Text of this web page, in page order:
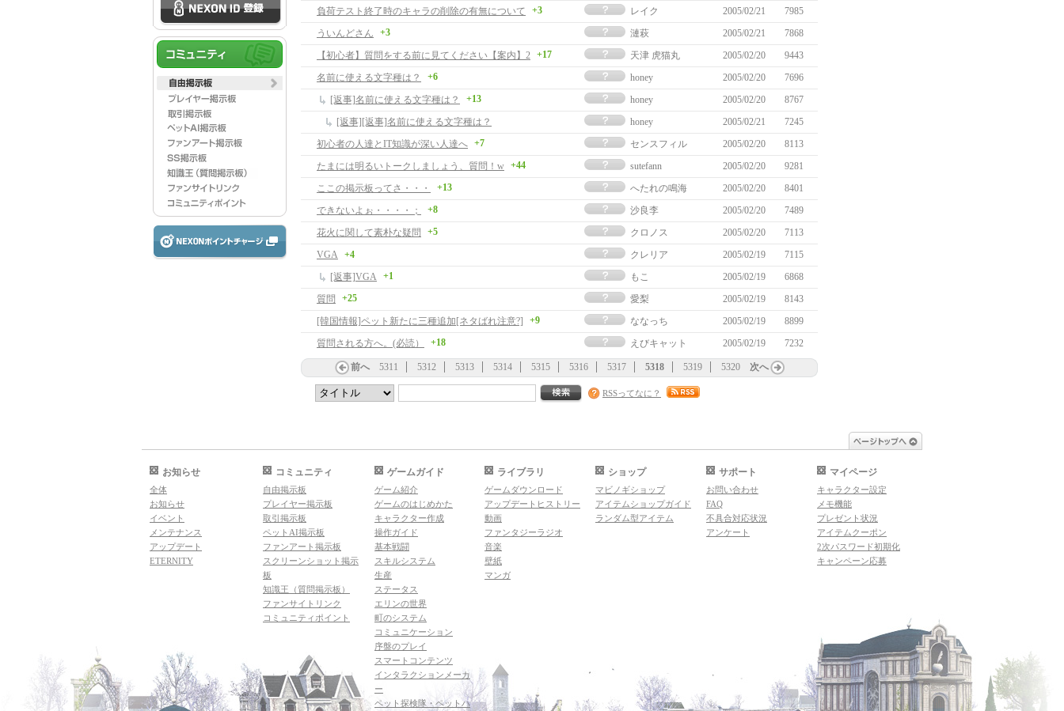
負荷テスト終了時のキャラの削除の有無について
+3 レイク 2005/02/21
7985
ういんどさん
+3 漣萩 2005/02/21
7868
【初心者】質問をする前に見てください【案内】2 +17 天津 虎猫丸 2005/02/20
9443
名前に使える文字種は？
+6 honey 2005/02/20
7696
[返事]名前に使える文字種は？
+13 honey 2005/02/20
8767
[返事][返事]名前に使える文字種は？
honey 2005/02/21
7245
初心者の人達とIT知識が深い人達へ +7 センスフィル 2005/02/20
8113
たまには明るいトークしましょう、質問！w +44 sutefann 2005/02/20
9281
ここの掲示板ってさ・・・
+13 へたれの鳴海 2005/02/20
8401
できないよぉ・・・・；
+8 沙良李 2005/02/20
7489
花火に関して素朴な疑問
+5 クロノス 2005/02/20
7113
VGA +4 クレリア 2005/02/19
7115
[返事]VGA +1 もこ 2005/02/19
6868
質問
+25 愛梨 2005/02/19
8143
[韓国情報]ペット新たに三種追加[ネタばれ注意?]
+9 ななっち 2005/02/19
8899
質問される方へ。(必読）
+18 えびキャット 2005/02/19 7232
前へ 5311 5312 5313 5314 5315 5316 5317 5318 5319 5320 次へ
RSSってなに？
お知らせ
全体
お知らせ
イベント
メンテナンス
アップデート
ETERNITY
コミュニティ
自由掲示板
プレイヤー掲示板
取引掲示板
ペットAI掲示板
ファンアート掲示板
スクリーンショット掲示
板
知識王（質問掲示板）
ファンサイトリンク
コミュニティポイント
ゲームガイド
ゲーム紹介
ゲームのはじめかた
キャラクター作成
操作ガイド
基本戦闘
スキルシステム
生産
ステータス
エリンの世界
町のシステム
コミュニケーション
序盤のプレイ
スマートコンテンツ
インタラクションメーカ
ー
ペット探検隊・ペットハ
ライブラリ
ゲームダウンロード
アップデートヒストリー
動画
ファンタジーラジオ
音楽
壁紙
マンガ
ショップ
マビノギショップ
アイテムショップガイド
ランダム型アイテム
サポート
お問い合わせ
FAQ
不具合対応状況
アンケート
マイページ
キャラクター設定
メモ機能
プレゼント状況
アイテムクーポン
2次パスワード初期化
キャンペーン応募